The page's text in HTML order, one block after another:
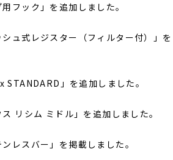
フック」を追加しました。
ュ式レジスター（フィルター付）」を
」を追加しました。
リシム ミドル」を追加しました。
レスバー」を掲載しました。